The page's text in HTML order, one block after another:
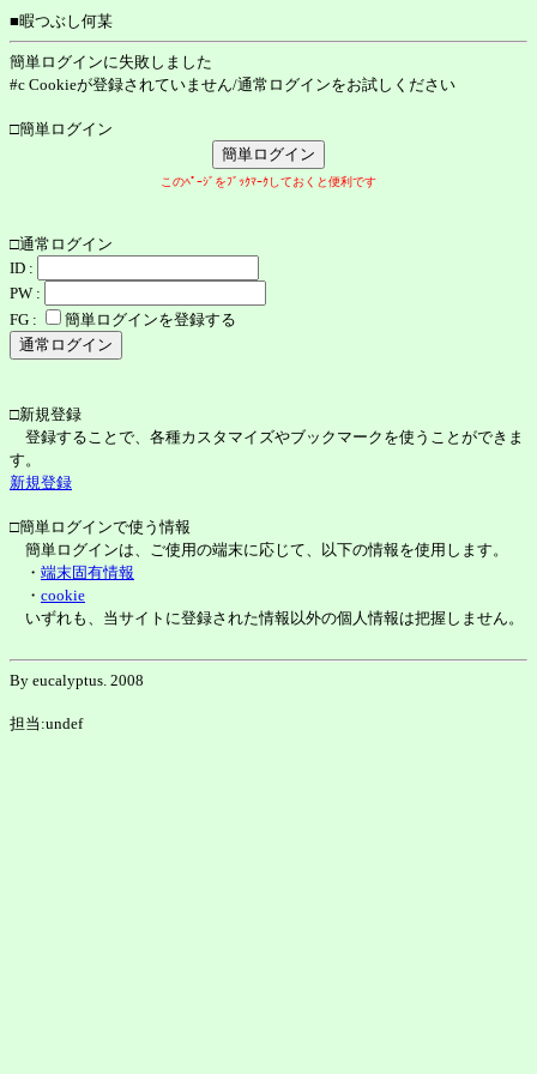
■暇つぶし何某
簡単ログインに失敗しました
#c Cookieが登録されていません/通常ログインをお試しください
□簡単ログイン
このﾍﾟｰｼﾞをﾌﾞｯｸﾏｰｸしておくと便利です
□通常ログイン
ID :
PW :
FG :
簡単ログインを登録する
□新規登録
登録することで、各種カスタマイズやブックマークを使うことができま
す。
新規登録
□簡単ログインで使う情報
簡単ログインは、ご使用の端末に応じて、以下の情報を使用します。
・ 端末固有情報
・ cookie
いずれも、当サイトに登録された情報以外の個人情報は把握しません。
By eucalyptus. 2008
担当:undef